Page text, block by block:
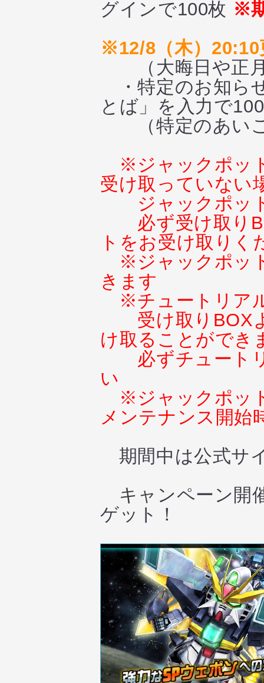
グインで100枚 ※
※12/8（木）20:10
（大晦日や正月
・特定のお知ら
とば」を入力で
（特定のあいこ
※ジャックポッ
受け取っていない
ジャックポッ
必ず受け取り
トをお受け取りく
※ジャックポッ
きます
※チュートリア
受け取りBOX
け取ることができ
必ずチュート
い
※ジャックポッ
メンテナンス開始
期間中は公式サ
キャンペーン開
ゲット！